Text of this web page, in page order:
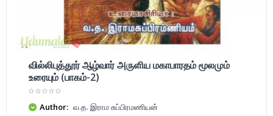
வில்லிபுத்தூர் ஆழ்வார் அருளிய மகாபாரதம் மூலமும்
உரையும் (பாகம்-2)
Author: வ.த. இராம சுப்பிரமணியன்